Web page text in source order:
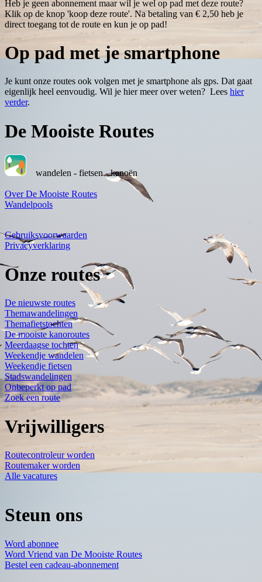
Heb je geen abonnement maar wil je wel op pad met deze route?
Klik op de knop 'koop deze route'. Na betaling van € 2,50 heb je
direct toegang tot de route en kun je op pad!
Op pad met je smartphone
Je kunt onze routes ook volgen met je smartphone als gps. Dat gaat
eigenlijk heel eenvoudig. Wil je hier meer over weten? Lees hier
verder.
De Mooiste Routes
wandelen - fietsen - kanoën
Over De Mooiste Routes
Wandelpools
Gebruiksvoorwaarden
Privacyverklaring
Onze routes
De nieuwste routes
Themawandelingen
Themafietstochten
De mooiste kanoroutes
Meerdaagse tochten
Weekendje wandelen
Weekendje fietsen
Stadswandelingen
Onbeperkt op pad
Zoek een route
Vrijwilligers
Routecontroleur worden
Routemaker worden
Alle vacatures
Steun ons
Word abonnee
Word Vriend van De Mooiste Routes
Bestel een cadeau-abonnement